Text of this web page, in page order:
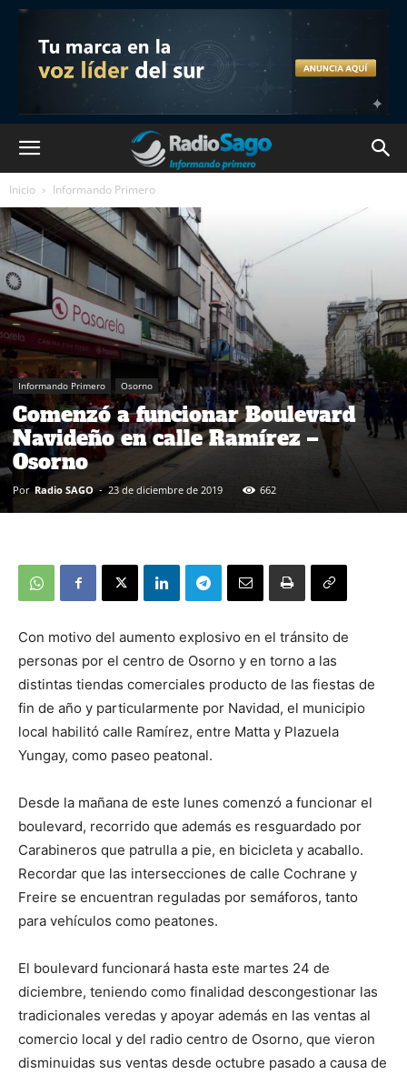
Inicio Informando Primero
Informando Primero Osorno
Comenzó a funcionar Boulevard
Navideño en calle Ramírez –
Osorno
Por Radio SAGO - 23 de diciembre de 2019 662
Con motivo del aumento explosivo en el tránsito de
personas por el centro de Osorno y en torno a las
distintas tiendas comerciales producto de las fiestas de
fin de año y particularmente por Navidad, el municipio
local habilitó calle Ramírez, entre Matta y Plazuela
Yungay, como paseo peatonal.
Desde la mañana de este lunes comenzó a funcionar el
boulevard, recorrido que además es resguardado por
Carabineros que patrulla a pie, en bicicleta y acaballo.
Recordar que las intersecciones de calle Cochrane y
Freire se encuentran reguladas por semáforos, tanto
para vehículos como peatones.
El boulevard funcionará hasta este martes 24 de
diciembre, teniendo como finalidad descongestionar las
tradicionales veredas y apoyar además en las ventas al
comercio local y del radio centro de Osorno, que vieron
disminuidas sus ventas desde octubre pasado a causa de